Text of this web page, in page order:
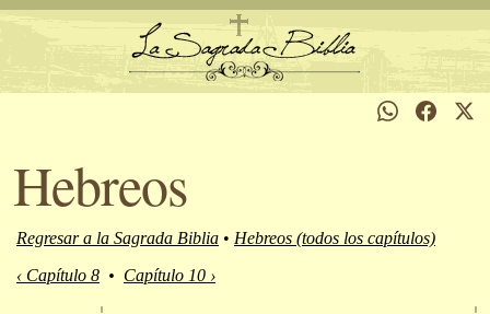
Hebreos
Regresar a la Sagrada Biblia • Hebreos (todos los capítulos)
‹ Capítulo 8 • Capítulo 10 ›